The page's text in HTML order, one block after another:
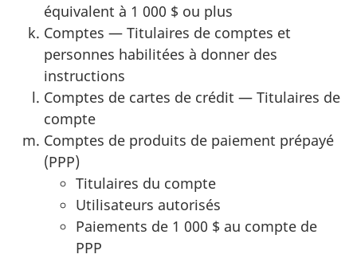
équivalent à 1 000 $ ou plus
Comptes — Titulaires de comptes et
personnes habilitées à donner des
instructions
Comptes de cartes de crédit — Titulaires de
compte
Comptes de produits de paiement prépayé
(PPP)
Titulaires du compte
Utilisateurs autorisés
Paiements de 1 000 $ au compte de
PPP